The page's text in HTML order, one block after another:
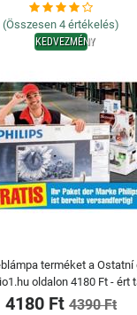
(Összesen 4 értékelés)
KEDVEZMÉNY
terméket a Ostatní
oldalon 4180 Ft - ért
4180 Ft 4390 Ft